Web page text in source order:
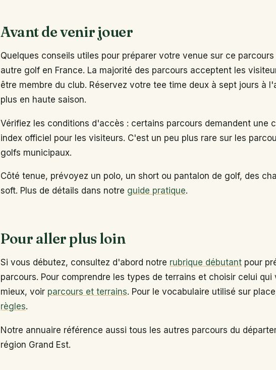
Avant de venir jouer
Quelques conseils utiles pour préparer votre venue sur ce parcours
autre golf en France. La majorité des parcours acceptent les
être membre du club. Réservez votre tee time deux à sept jours à
plus en haute saison.
Vérifiez les conditions d'accès : certains parcours demandent une
index officiel pour les visiteurs. C'est un peu plus rare sur les
golfs municipaux.
Côté tenue, prévoyez un polo, un short ou pantalon de golf, des
soft. Plus de détails dans notre guide pratique.
Pour aller plus loin
Si vous débutez, consultez d'abord notre rubrique débutant pour
parcours. Pour comprendre les types de terrains et choisir celui qui
mieux, voir parcours et terrains. Pour le vocabulaire utilisé sur
règles.
Notre annuaire référence aussi tous les autres parcours du
région Grand Est.